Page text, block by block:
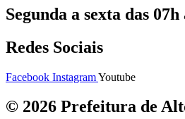
Segunda a sexta das 07h
Redes Sociais
Facebook InstagramYoutube
© 2026 Prefeitura de